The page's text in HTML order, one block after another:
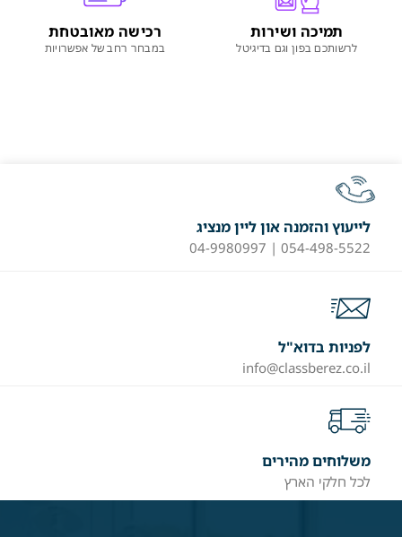
תמיכה ושירות
לרשותכם בפון וגם בדיגיטל
רכישה מאובטחת
במבחר רחב של אפשרויות
לייעוץ והזמנה און ליין מנציג
054-498-5522 | 04-9980997
לפניות בדוא"ל
info@classberez.co.il
משלוחים מהירים
לכל חלקי הארץ